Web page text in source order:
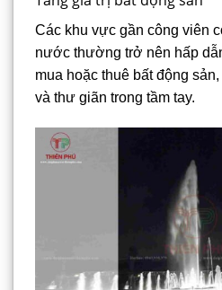
Các khu vực gần công viên
nước thường trở nên hấp
mua hoặc thuê bất động
và thư giãn trong tầm tay.